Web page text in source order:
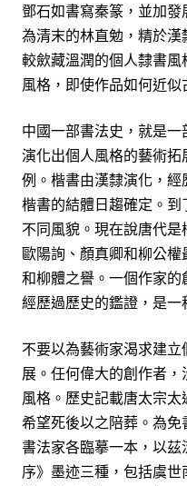
鄧石如書寫秦篆，並加發
為清末的林直勉，精於
較歛藏溫潤的個人隸書
風格，即使作品如何近
中國一部書法史，就是
演化出個人風格的藝術
例。楷書由漢隸演化，
楷書的結體日趨確定。
不同風貌。現在說唐代
歐陽詢、顏真卿和柳公
和柳體之譽。一個作家
經歷過歷史的鑑證，是一
不要以為藝術家渴求建
展。任何偉大的創作者
風格。歷史記載唐太宗太
希望死後以之陪葬。為
書法家各臨摹一本，以
序》墨迹三種，包括虞世